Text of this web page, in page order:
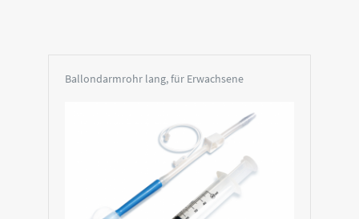
Ballondarmrohr lang, für Erwachsene